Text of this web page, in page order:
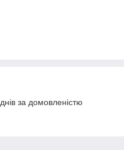
за домовленістю